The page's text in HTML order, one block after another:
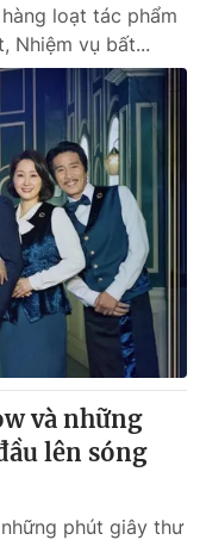
loạt tác phẩm
Nhiệm vụ bất...
và những
lên sóng
phút giây thư